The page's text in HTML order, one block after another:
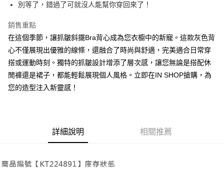
相關說明
1.本服務由台灣大哥大提供，台灣大哥大用戶可立即使用無須另外申請。
2.付款方式選擇「大哥付你分期」，訂單成立後會自動跳轉到大哥付的交易
流程，驗證手機門號後，選擇欲分期的期數、繳款截止日，確認付款後即完
成交易。
3.實際核准額度、可分期數及費用金額請依後續交易確認頁面所載為準。
4.訂單成立30分鐘內，如未前往確認交易或遇審核未通過，訂單將自動取
法說明評估內容。
2.透過簡訊連結打開帳單後，可選擇「超商條碼／台灣大直營門市／銀行轉
帳／街口支付／iPASS MONEY」等通路繳費。
1.本服務係由「台灣大哥大股份有限公司」（以下簡稱本公司）所提供，讓
AFTEE先享後付
相關說明
【關於「AFTEE先享後付」】
AFTEE先享後付是「在收到商品之後才付款」的支付方式。 讓您購物簡單
便利好安心！
１．簡單：不需註冊會員、不需綁卡、不需儲值。
２．便利：只要手機號碼，簡訊認證，即可結帳。
結帳頁面，進行簡訊認證並確認金額後，即可完成結帳。
※ 請注意：結帳手續完成當下不需立刻繳費，但若您需要取消訂單，請聯絡
付款後全家取貨
每筆NT$60，滿NT$1,600(含以上)免運費
已關閉，請勿下單
別等了，錯過了可就沒人能幫你穿回來了！
銷售重點
在這個季節，讓抓皺斜擺Bra背心成為您衣櫥中的新寵。這款灰色背
心不僅展現出優雅的線條，還融合了時尚與舒適，完美適合日常穿
搭或運動時刻。獨特的抓皺設計增添了層次感，讓您無論是搭配休
閒褲還是裙子，都能輕鬆展現個人風格。立即在IN SHOP搶購，為
您的造型注入新靈感！
詳細說明 相關推薦